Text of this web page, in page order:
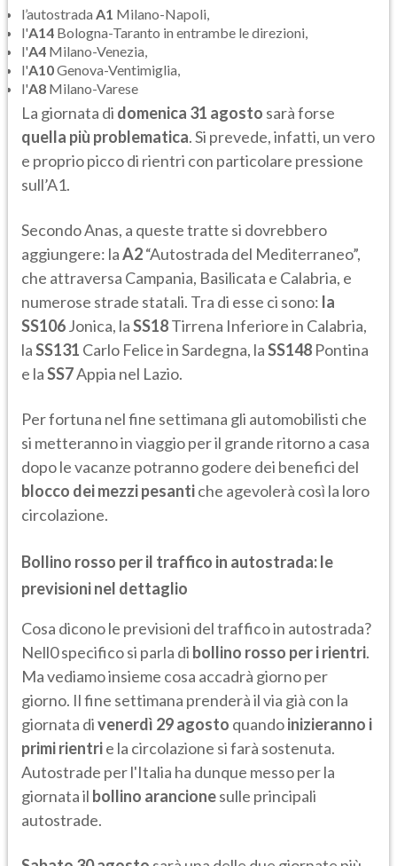
l’autostrada A1 Milano-Napoli,
l'A14 Bologna-Taranto in entrambe le direzioni,
l'A4 Milano-Venezia,
l'A10Genova-Ventimiglia,
l'A8 Milano-Varese
La giornata di domenica 31 agosto sarà forse
quella più problematica. Si prevede, infatti, un vero
e proprio picco di rientri con particolare pressione
sull’A1.
Secondo Anas, a queste tratte si dovrebbero
aggiungere: laA2“Autostrada del Mediterraneo”,
che attraversa Campania, Basilicata e Calabria, e
numerose strade statali. Tra di esse ci sono: la
SS106Jonica, laSS18Tirrena Inferiore in Calabria,
laSS131 Carlo Felice in Sardegna, laSS148 Pontina
e laSS7Appia nel Lazio.
Per fortuna nel fine settimana gli automobilisti che
si metteranno in viaggio per il grande ritorno a casa
dopo le vacanze potranno godere dei benefici del
blocco dei mezzi pesantiche agevolerà così la loro
circolazione.
Bollino rosso per il traffico in autostrada: le
previsioni nel dettaglio
Cosa dicono le previsioni del traffico in autostrada?
Nell0 specifico si parla di bollino rosso per i rientri.
Ma vediamo insieme cosa accadrà giorno per
giorno. Il fine settimana prenderà il via già con la
giornata divenerdì 29 agosto quandoinizieranno i
primi rientrie la circolazione si farà sostenuta.
Autostrade per l'Italia ha dunque messo per la
giornata il bollino arancionesulle principali
autostrade.